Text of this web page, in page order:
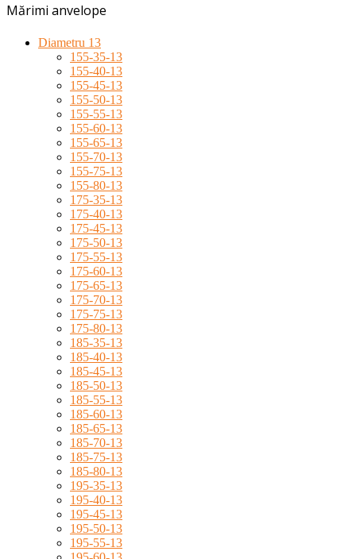
Mărimi anvelope
Diametru 13
155-35-13
155-40-13
155-45-13
155-50-13
155-55-13
155-60-13
155-65-13
155-70-13
155-75-13
155-80-13
175-35-13
175-40-13
175-45-13
175-50-13
175-55-13
175-60-13
175-65-13
175-70-13
175-75-13
175-80-13
185-35-13
185-40-13
185-45-13
185-50-13
185-55-13
185-60-13
185-65-13
185-70-13
185-75-13
185-80-13
195-35-13
195-40-13
195-45-13
195-50-13
195-55-13